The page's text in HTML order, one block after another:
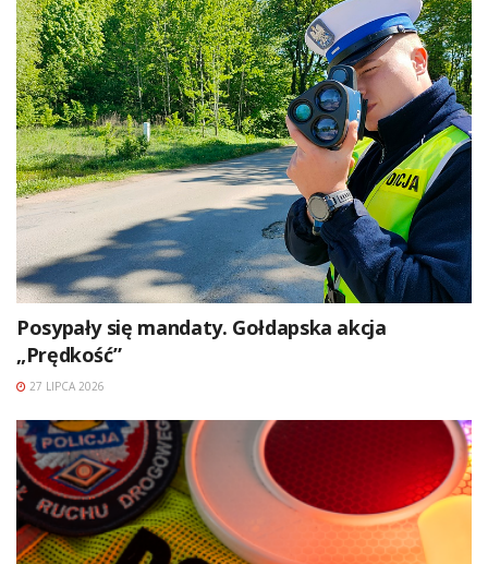
Posypały się mandaty. Gołdapska akcja
„Prędkość”
27 LIPCA 2026